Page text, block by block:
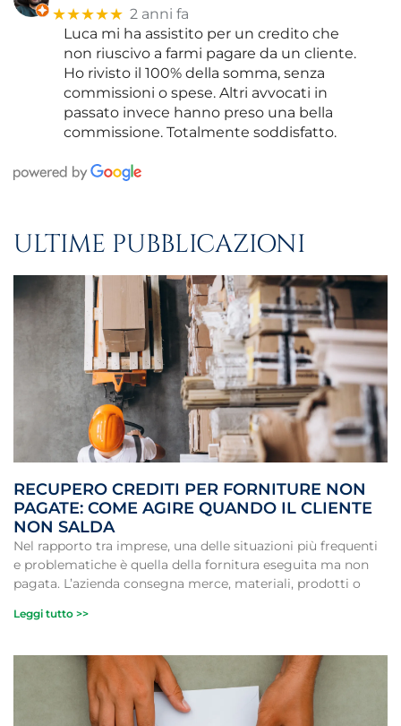
★★★★★ 2 anni fa
Luca mi ha assistito per un credito che
non riuscivo a farmi pagare da un cliente.
Ho rivisto il 100% della somma, senza
commissioni o spese. Altri avvocati in
passato invece hanno preso una bella
commissione. Totalmente soddisfatto.
ULTIME PUBBLICAZIONI
RECUPERO CREDITI PER FORNITURE NON
PAGATE: COME AGIRE QUANDO IL CLIENTE
NON SALDA
Nel rapporto tra imprese, una delle situazioni più frequenti
e problematiche è quella della fornitura eseguita ma non
pagata. L’azienda consegna merce, materiali, prodotti o
Leggi tutto >>